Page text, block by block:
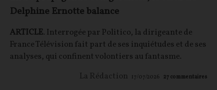
Delphine Ernotte balance
ARTICLE. Interrogée par Politico, la dirigeante de
France Télévision fait part de ses inquiétudes et de ses
analyses, qui confinent volontiers au fantasme.
La Rédaction 17/07/2026 27commentaires